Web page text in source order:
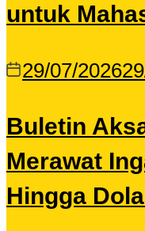
untuk
29/07/2026
Buletin
Merawat
Hingga